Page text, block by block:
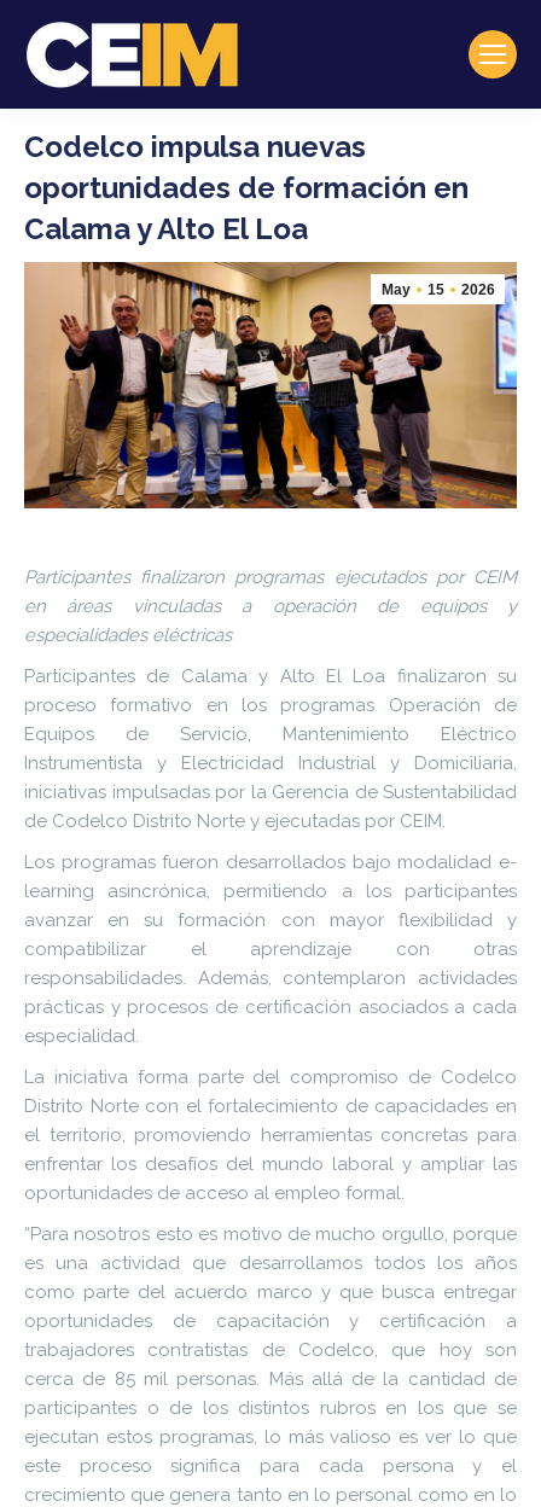
Codelco impulsa nuevas
oportunidades de formación en
Calama y Alto El Loa
May 15 2026
Participantes finalizaron programas ejecutados por CEIM
en áreas vinculadas a operación de equipos y
especialidades eléctricas
Participantes de Calama y Alto El Loa finalizaron su
proceso formativo en los programas Operación de
Equipos de Servicio, Mantenimiento Eléctrico
Instrumentista y Electricidad Industrial y Domiciliaria,
iniciativas impulsadas por la Gerencia de Sustentabilidad
de Codelco Distrito Norte y ejecutadas por CEIM.
Los programas fueron desarrollados bajo modalidad e-
learning asincrónica, permitiendo a los participantes
avanzar en su formación con mayor flexibilidad y
compatibilizar el aprendizaje con otras
responsabilidades. Además, contemplaron actividades
prácticas y procesos de certificación asociados a cada
especialidad.
La iniciativa forma parte del compromiso de Codelco
Distrito Norte con el fortalecimiento de capacidades en
el territorio, promoviendo herramientas concretas para
enfrentar los desafíos del mundo laboral y ampliar las
oportunidades de acceso al empleo formal.
“Para nosotros esto es motivo de mucho orgullo, porque
es una actividad que desarrollamos todos los años
como parte del acuerdo marco y que busca entregar
oportunidades de capacitación y certificación a
trabajadores contratistas de Codelco, que hoy son
cerca de 85 mil personas. Más allá de la cantidad de
participantes o de los distintos rubros en los que se
ejecutan estos programas, lo más valioso es ver lo que
este proceso significa para cada persona y el
crecimiento que genera tanto en lo personal como en lo